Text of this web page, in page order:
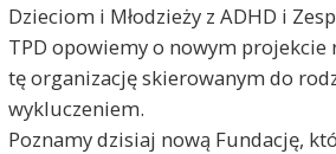
Dzieciom i Młodzieży z ADHD i
TPD opowiemy o nowym projekcie
tę organizację skierowanym do
wykluczeniem.
Poznamy dzisiaj nową Fundację,